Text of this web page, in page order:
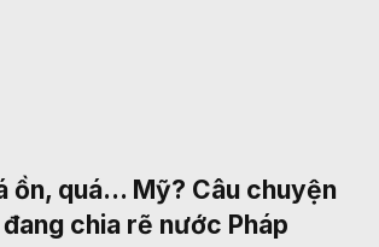
ồn, quá... Mỹ? Câu chuyện
chia rẽ nước Pháp